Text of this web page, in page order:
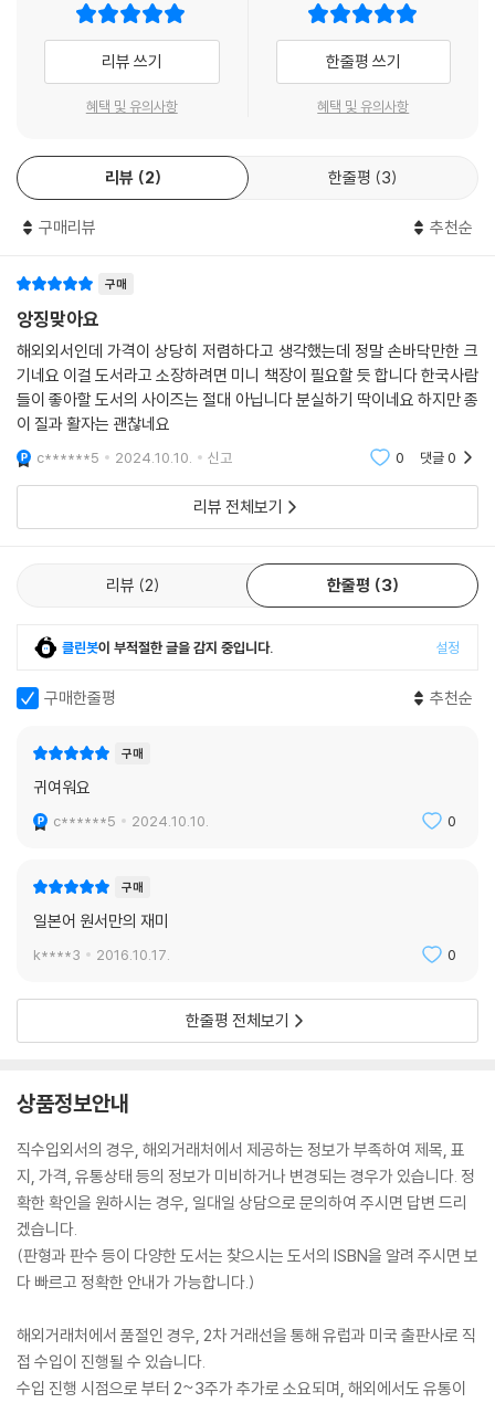
리뷰 쓰기
혜택 및 유의사항
한줄평 쓰기
혜택 및 유의사항
리뷰 2 한줄평 3
구매리뷰 추천순
구매
앙징맞아요
해외외서인데 가격이 상당히 저렴하다고 생각했는데 정말 손바닥만한 크
기네요 이걸 도서라고 소장하려면 미니 책장이 필요할 듯 합니다 한국사람
들이 좋아할 도서의 사이즈는 절대 아닙니다 분실하기 딱이네요 하지만 종
이 질과 활자는 괜찮네요
c******5 2024.10.10. 신고 0 댓글0
리뷰 전체보기
리뷰 2 한줄평 3
클린봇이 부적절한 글을 감지 중입니다. 설정
구매한줄평 추천순
구매
귀여워요
c******5 2024.10.10. 0
구매
일본어 원서만의 재미
k****3 2016.10.17. 0
한줄평 전체보기
상품정보안내
직수입외서의 경우, 해외거래처에서 제공하는 정보가 부족하여 제목, 표
지, 가격, 유통상태 등의 정보가 미비하거나 변경되는 경우가 있습니다. 정
확한 확인을 원하시는 경우, 일대일 상담으로 문의하여 주시면 답변 드리
겠습니다.
(판형과 판수 등이 다양한 도서는 찾으시는 도서의 ISBN을 알려 주시면 보
다 빠르고 정확한 안내가 가능합니다.)
해외거래처에서 품절인 경우, 2차 거래선을 통해 유럽과 미국 출판사로 직
접 수입이 진행될 수 있습니다.
수입 진행 시점으로 부터 2~3주가 추가로 소요되며, 해외에서도 유통이